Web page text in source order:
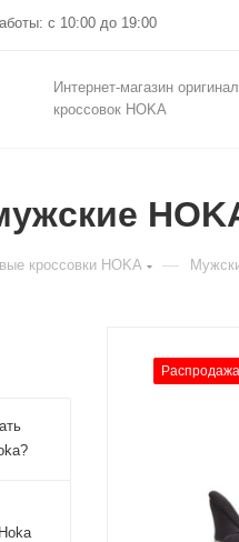
с 10:00 до 19:00
Интернет-магазин
кроссовок HOKA
кроссовки HOKA —
Распродажа